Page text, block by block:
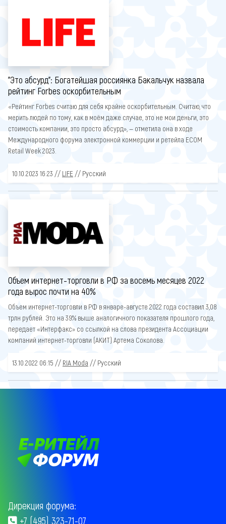
"Это абсурд": Богатейшая россиянка Бакальчук назвала
рейтинг Forbes оскорбительным
«Рейтинг Forbes считаю для себя крайне оскорбительным. Считаю, что
мерить людей по тому, как в моём даже случае, это не мои деньги, это
стоимость компании, это просто абсурд», — отметила она в ходе
Международного форума электронной коммерции и ретейла ECOM
Retail Week 2023.
10.10.2023 16:23 // LIFE // Русский
Объем интернет-торговли в РФ за восемь месяцев 2022
года вырос почти на 40%
Объем интернет-торговли в РФ в январе-августе 2022 года составил 3,08
трлн рублей. Это на 39% выше аналогичного показателя прошлого года,
передает «Интерфакс» со ссылкой на слова президента Ассоциации
компаний интернет-торговли (АКИТ) Артема Соколова.
13.10.2022 06:15 // RIA Moda // Русский
Дирекция форума:
+7 (495) 323-71-07